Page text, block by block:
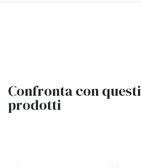
Confronta con questi
prodotti